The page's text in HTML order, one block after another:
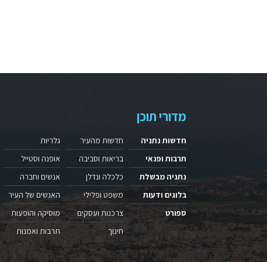
מדורי תוכן
חדשות נתניה
תרבות ופנאי
נתניה מבשלת
בלוגים ודעות
ספורט
חדשות מהעיר
בריאות וסביבה
כלכלה ונדלן
משפט ופלילי
צרכנות ועסקים
חינוך
גלריות
אופנה וסטייל
אנשים וחברה
האנשים של העיר
מוסיקה והופעות
תרבות ואמנות